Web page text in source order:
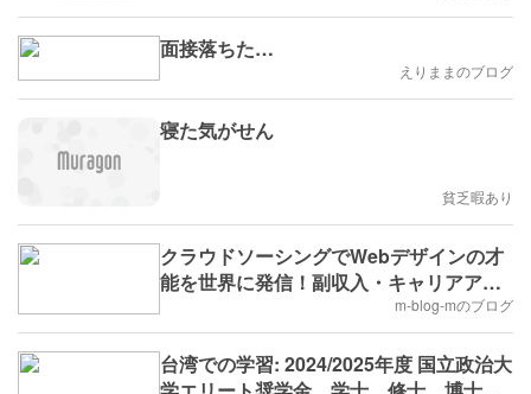
面接落ちた…
えりままのブログ
寝た気がせん
貧乏暇あり
クラウドソーシングでWebデザインの才
能を世界に発信！副収入・キャリアアッ
m-blog-mのブログ
台湾での学習: 2024/2025年度 国立政治大